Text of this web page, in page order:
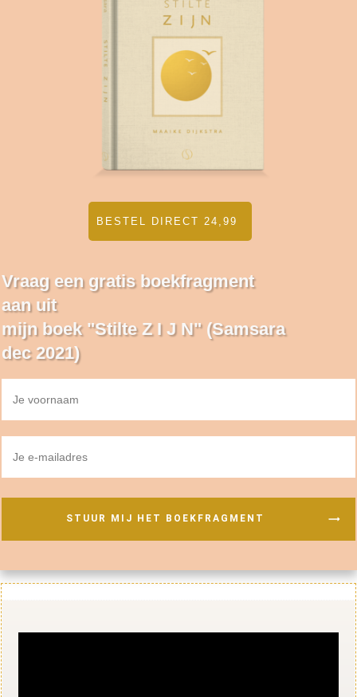
BESTEL DIRECT 24,99
Vraag een gratis boekfragment
aan uit
mijn boek "Stilte Z I J N" (Samsara
dec 2021)
STUUR MIJ HET BOEKFRAGMENT